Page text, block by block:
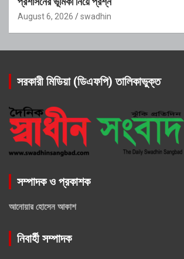
August 6, 2026 swadhin
সরকারী মিডিয়া (ডিএফপি) তালিকাভুক্ত
সম্পাদক ও প্রকাশক
আনোয়ার হোসেন আকাশ
নিবার্হী সম্পাদক